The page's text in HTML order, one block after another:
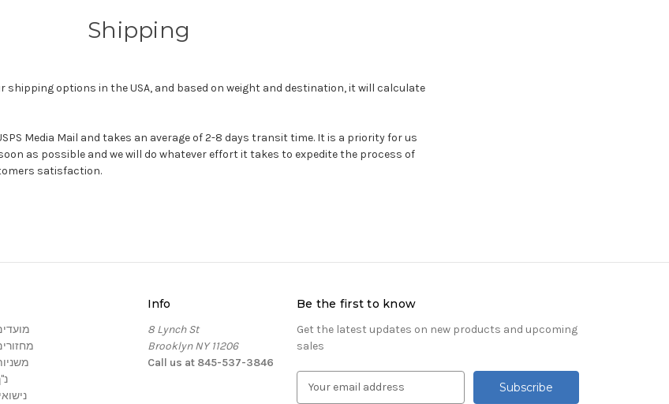
Shipping
shipping options in the USA, and based on weight and destination, it will calculate
Media Mail and takes an average of 2-8 days transit time. It is a priority for us
as possible and we will do whatever effort it takes to expedite the process of
satisfaction.
Info
8 Lynch St
Brooklyn NY 11206
Call us at 845-537-3846
Be the first to know
Get the latest updates on new products and upcoming
sales